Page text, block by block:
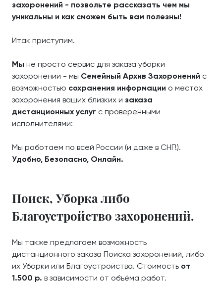
захоронений - позвольте рассказать чем мы
уникальны и как сможем быть вам полезны!
Итак приступим.
Мы не просто сервис для заказа уборки
захоронений - мы Семейный Архив Захоронений с
возможностью сохранения информации о местах
захоронения ваших близких и заказа
дистанционных услуг с проверенными
исполнителями:
Мы работаем по всей России (и даже в СНГ!).
Удобно, Безопасно, Онлайн.
Поиск, Уборка либо
Благоустройство захоронений.
Мы также предлагаем возможность
дистанционного заказа Поиска захоронений, либо
их Уборки или Благоустройства. Стоимость от
1.500 р. в зависимости от объёма работ.